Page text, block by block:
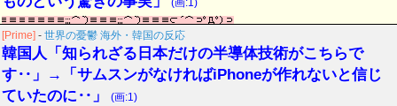
(画:1)
[Prime] - 世界の憂鬱 海外・韓国の反応
韓国人「知られざる日本だけの半導体技術がこちらで
す‥」→「サムスンがなければiPhoneが作れないと信じ
ていたのに‥」
(画:1)